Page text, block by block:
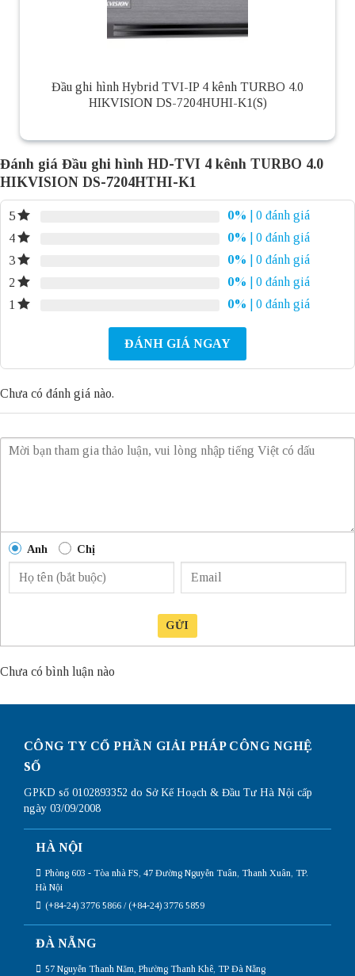
Đầu ghi hình Hybrid TVI-IP 4 kênh TURBO 4.0
HIKVISION DS-7204HUHI-K1(S)
Đánh giá Đầu ghi hình HD-TVI 4 kênh TURBO 4.0
HIKVISION DS-7204HTHI-K1
5 0%
| 0 đánh giá
4
0%
| 0 đánh giá
3
0%
| 0 đánh giá
2
0%
| 0 đánh giá
1
0% | 0 đánh giá
ĐÁNH GIÁ NGAY
Chưa có đánh giá nào.
Anh Chị
GỬI
Chưa có bình luận nào
CÔNG TY CỔ PHẦN GIẢI PHÁP CÔNG NGHỆ
SỐ
GPKD số 0102893352 do Sở Kế Hoạch & Đầu Tư Hà Nội cấp
ngày 03/09/2008
HÀ NỘI
Phòng 603 - Tòa nhà FS, 47 Đường Nguyễn Tuân, Thanh Xuân, TP.
Hà Nội
(+84-24) 3776 5866 / (+84-24) 3776 5859
ĐÀ NẴNG
57 Nguyễn Thanh Năm, Phường Thanh Khê, TP Đà Nẵng